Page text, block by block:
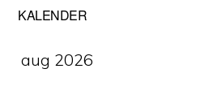
Primärt
sidofält
KALENDER